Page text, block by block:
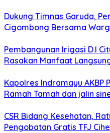
Dukung Timnas Garuda,
Cigombong Bersama
Pembangunan Irigasi D.I
Rasakan Manfaat
Kapolres Indramayu AKBP
Ramah Tamah dan jalin
CSR Bidang Kesehatan,
Pengobatan Gratis TFJ